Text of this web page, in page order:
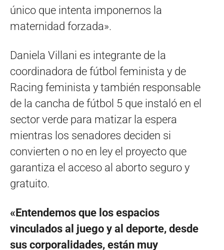
único que intenta imponernos la
maternidad forzada».
Daniela Villani es integrante de la
coordinadora de fútbol feminista y de
Racing feminista y también responsable
de la cancha de fútbol 5 que instaló en el
sector verde para matizar la espera
mientras los senadores deciden si
convierten o no en ley el proyecto que
garantiza el acceso al aborto seguro y
gratuito.
«Entendemos que los espacios
vinculados al juego y al deporte, desde
sus corporalidades, están muy